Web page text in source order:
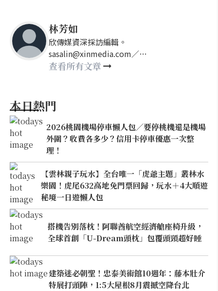
林芳如
欣傳媒資深採訪編輯。
sasalin@xinmedia.com／
happy21917@gmail.com
查看所有文章
本日熱門
2026桃園機場停車懶人包／要停桃機還是機場
外圍？收費各多少？信用卡停車優惠一次整
理！
【雲林親子玩水】全台唯一「虎爺主題」叢林水
樂園！虎尾632高地免門票回歸，玩水＋4大順遊
秘境一日遊懶人包
搭機告別落枕！阿聯酋航空經濟艙座椅升級，
全球首創「U-Dream頭枕」包覆頭頸超好睡
建築迷必朝聖！忠泰美術館10週年：藤本壯介
特展打頭陣，1:5大屋根8月震撼空降台北